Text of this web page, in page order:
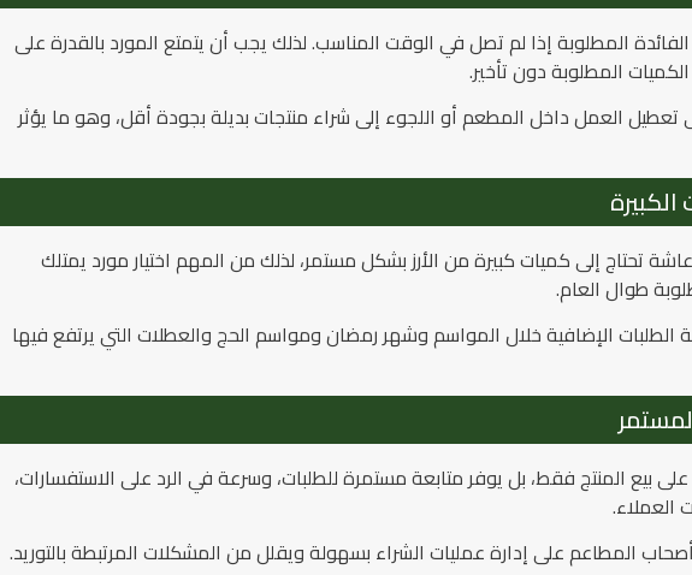
المطلوبة إذا لم تصل في الوقت المناسب. لذلك يجب أن يتمتع المورد بالقدرة على
الكميات المطلوبة دون تأخير.
تعطيل العمل داخل المطعم أو اللجوء إلى شراء منتجات بديلة بجودة أقل، وهو ما يؤثر
الكبيرة
تحتاج إلى كميات كبيرة من الأرز بشكل مستمر، لذلك من المهم اختيار مورد يمتلك
طوال العام.
الطلبات الإضافية خلال المواسم وشهر رمضان ومواسم الحج والعطلات التي يرتفع فيها
على بيع المنتج فقط، بل يوفر متابعة مستمرة للطلبات، وسرعة في الرد على الاستفسارات،
العملاء.
المطاعم على إدارة عمليات الشراء بسهولة ويقلل من المشكلات المرتبطة بالتوريد.